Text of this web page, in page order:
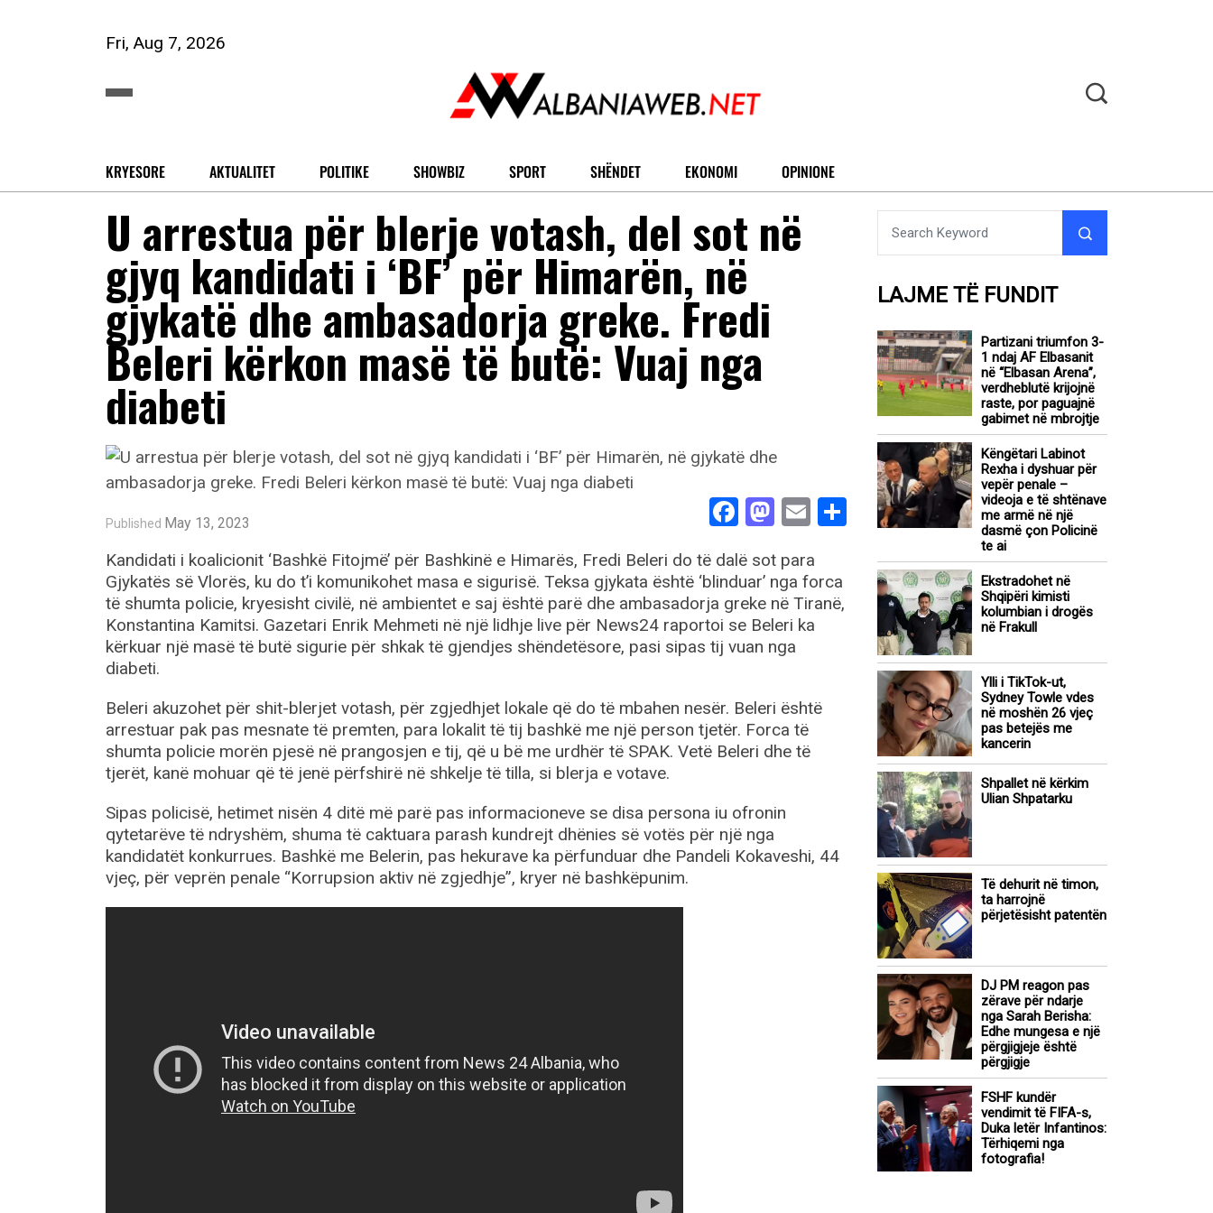
Fri, Aug 7, 2026
KRYESORE AKTUALITET POLITIKE SHOWBIZ SPORT SHËNDET EKONOMI OPINIONE
U arrestua për blerje votash, del sot në
gjyq kandidati i ‘BF’ për Himarën, në
gjykatë dhe ambasadorja greke. Fredi
Beleri kërkon masë të butë: Vuaj nga
diabeti
Published May 13, 2023 Facebook
Mastodon
EmailShare
Kandidati i koalicionit ‘Bashkë Fitojmë’ për Bashkinë e Himarës, Fredi Beleri do të dalë sot para
Gjykatës së Vlorës, ku do t’i komunikohet masa e sigurisë. Teksa gjykata është ‘blinduar’ nga forca
të shumta policie, kryesisht civilë, në ambientet e saj është parë dhe ambasadorja greke në Tiranë,
Konstantina Kamitsi. Gazetari Enrik Mehmeti në një lidhje live për News24 raportoi se Beleri ka
kërkuar një masë të butë sigurie për shkak të gjendjes shëndetësore, pasi sipas tij vuan nga
diabeti.
Beleri akuzohet për shit-blerjet votash, për zgjedhjet lokale që do të mbahen nesër. Beleri është
arrestuar pak pas mesnate të premten, para lokalit të tij bashkë me një person tjetër. Forca të
shumta policie morën pjesë në prangosjen e tij, që u bë me urdhër të SPAK. Vetë Beleri dhe të
tjerët, kanë mohuar që të jenë përfshirë në shkelje të tilla, si blerja e votave.
Sipas policisë, hetimet nisën 4 ditë më parë pas informacioneve se disa persona iu ofronin
qytetarëve të ndryshëm, shuma të caktuara parash kundrejt dhënies së votës për një nga
kandidatët konkurrues. Bashkë me Belerin, pas hekurave ka përfunduar dhe Pandeli Kokaveshi, 44
vjeç, për veprën penale “Korrupsion aktiv në zgjedhje”, kryer në bashkëpunim.
LAJME TË FUNDIT
Partizani triumfon 3-
1 ndaj AF Elbasanit
në “Elbasan Arena”,
verdheblutë krijojnë
raste, por paguajnë
gabimet në mbrojtje
Këngëtari Labinot
Rexha i dyshuar për
vepër penale –
videoja e të shtënave
me armë në një
dasmë çon Policinë
te ai
Ekstradohet në
Shqipëri kimisti
kolumbian i drogës
në Frakull
Ylli i TikTok-ut,
Sydney Towle vdes
në moshën 26 vjeç
pas betejës me
kancerin
Shpallet në kërkim
Ulian Shpatarku
Të dehurit në timon,
ta harrojnë
përjetësisht patentën
DJ PM reagon pas
zërave për ndarje
nga Sarah Berisha:
Edhe mungesa e një
përgjigjeje është
përgjigje
FSHF kundër
vendimit të FIFA-s,
Duka letër Infantinos:
Tërhiqemi nga
fotografia!